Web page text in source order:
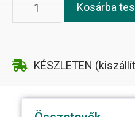
Kosárba
KÉSZLETEN